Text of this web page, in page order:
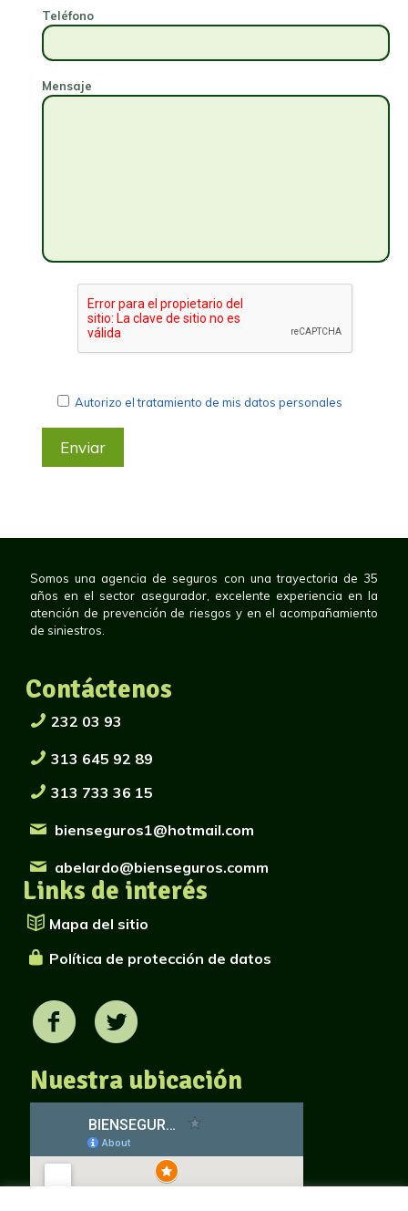
Teléfono
Mensaje
Autorizo el tratamiento de mis datos personales
Somos una agencia de seguros con una trayectoria de 35
años en el sector asegurador, excelente experiencia en la
atención de prevención de riesgos y en el acompañamiento
de siniestros.
Contáctenos
232 03 93
313 645 92 89
313 733 36 15
bienseguros1@hotmail.com
abelardo@bienseguros.comm
Links de interés
Mapa del sitio
Política de protección de datos
Nuestra ubicación